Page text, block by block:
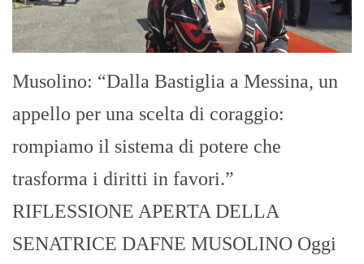
Musolino: “Dalla Bastiglia a Messina, un
appello per una scelta di coraggio:
rompiamo il sistema di potere che
trasforma i diritti in favori.”
RIFLESSIONE APERTA DELLA
SENATRICE DAFNE MUSOLINO Oggi